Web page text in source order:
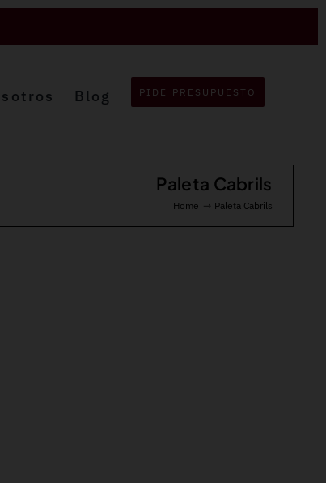
Blog PIDE PRESUPUESTO
Paleta Cabrils
Home Paleta Cabrils